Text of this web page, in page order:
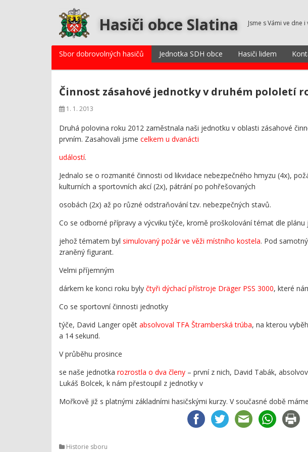
Hasiči obce Slatina Jsme s Vámi ve dne
Sbor dobrovolných hasičů Jednotka SDH obce Hasiči lidem
Činnost zásahové jednotky v druhém pololetí
1. 1. 2013
Druhá polovina roku 2012 zaměstnala naši jednotku v oblasti zásahové
prvním. Zasahovali jsme celkem u dvanácti
událostí.
Jednalo se o rozmanité činnosti od likvidace nebezpečného hmyzu (4x),
kulturních a sportovních akcí (2x), pátrání po pohřešovaných
osobách (2x) až po různé odstraňování tzv. nebezpečných stavů.
Co se odborné přípravy a výcviku týče, kromě proškolování témat dle
jehož tématem byl simulovaný požár ve věži místního kostela. Pod
zraněný figurant.
Velmi příjemným
dárkem ke konci roku byly čtyři dýchací přístroje Dräger PSS 3000, které
Co se sportovní činnosti jednotky
týče, David Langer opět absolvoval TFA Štramberská trúba, na kterou
a 14 sekund.
V průběhu prosince
se naše jednotka rozrostla o dva členy – první z nich, David Tabák,
Lukáš Bolcek, k nám přestoupil z jednotky v
Mořkově již s platnými základními hasičskými kurzy. V současné době
Historie sboru